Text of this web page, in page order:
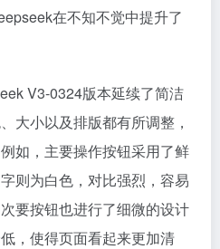
在不知不觉中提升了
V3-0324版本延续了简洁
大小以及排版都有所调整，
如，主要操作按钮采用了鲜
则为白色，对比强烈，容易
要按钮也进行了细微的设计
，使得页面看起来更加清